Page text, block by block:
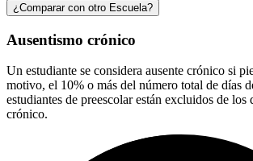
¿Comparar con otro Escuela?
Ausentismo crónico
Un estudiante se considera ausente crónico si
motivo, el 10% o más del número total de días
estudiantes de preescolar están excluidos de los
crónico.